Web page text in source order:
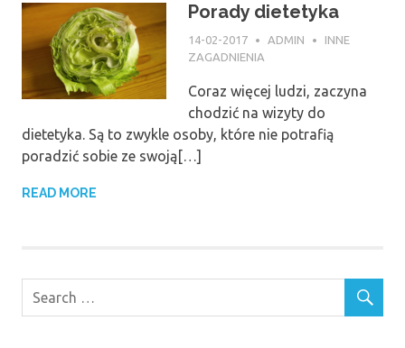
Porady dietetyka
14-02-2017 ADMIN
INNE
ZAGADNIENIA
Coraz więcej ludzi, zaczyna
chodzić na wizyty do
dietetyka. Są to zwykle osoby, które nie potrafią
poradzić sobie ze swoją[…]
READ MORE